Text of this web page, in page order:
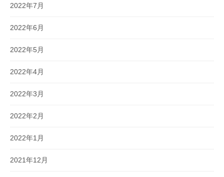
2022年7月
2022年6月
2022年5月
2022年4月
2022年3月
2022年2月
2022年1月
2021年12月